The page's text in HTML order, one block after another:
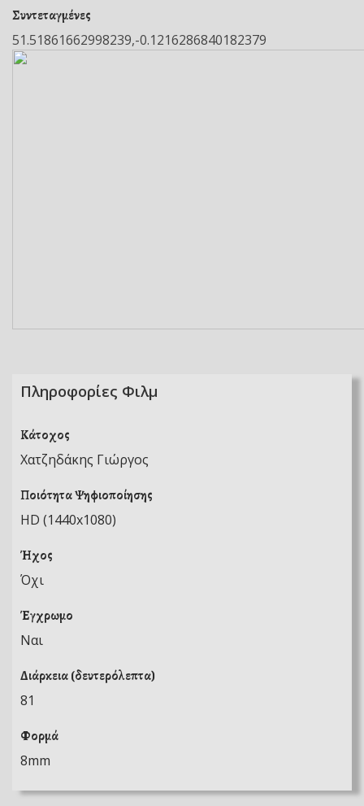
Συντεταγμένες
51.51861662998239,-0.1216286840182379
Πληροφορίες Φιλμ
Κάτοχος
Χατζηδάκης Γιώργος
Ποιότητα Ψηφιοποίησης
HD (1440x1080)
Ήχος
Όχι
Έγχρωμο
Ναι
Διάρκεια (δευτερόλεπτα)
81
Φορμά
8mm